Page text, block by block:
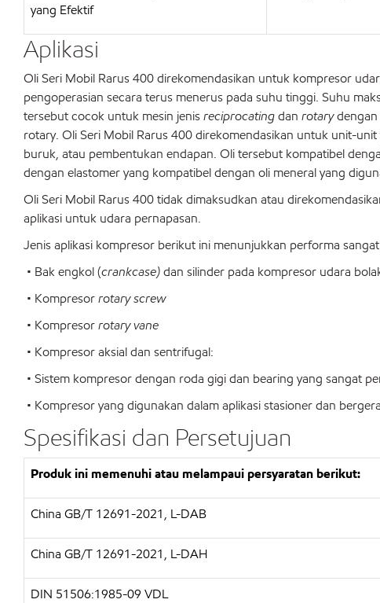
yang Efektif
Aplikasi
Oli Seri Mobil Rarus 400 direkomendasikan untuk kompresor
pengoperasian secara terus menerus pada suhu tinggi. Suhu
tersebut cocok untuk mesin jenisreciprocatingdan rotarydengan
rotary. Oli Seri Mobil Rarus 400 direkomendasikan untuk unit-
buruk, atau pembentukan endapan. Oli tersebut kompatibel
dengan elastomer yang kompatibel dengan oli meneral yang
Oli Seri Mobil Rarus 400 tidak dimaksudkan atau
aplikasi untuk udara pernapasan.
Jenis aplikasi kompresor berikut ini menunjukkan performa
• Bak engkol (crankcase)dan silinder pada kompresor udara
• Kompresorrotary screw
• Kompresorrotary vane
• Kompresor aksial dan sentrifugal:
• Sistem kompresor dengan roda gigi dan bearing yang sangat
• Kompresor yang digunakan dalam aplikasi stasioner dan
Spesifikasi dan Persetujuan
Produk ini memenuhi atau melampaui persyaratan berikut:
China GB/T 12691-2021, L-DAB
China GB/T 12691-2021, L-DAH
DIN 51506:1985-09 VDL